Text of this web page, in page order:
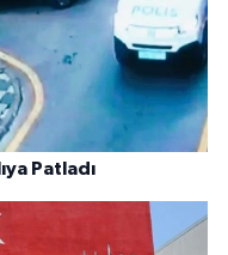
Patladı